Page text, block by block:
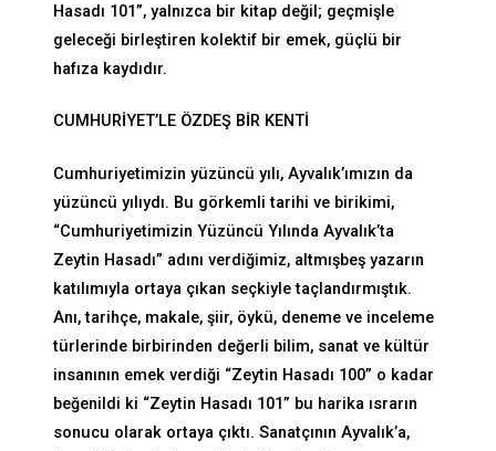
Hasadı 101”, yalnızca bir kitap değil; geçmişle
geleceği birleştiren kolektif bir emek, güçlü bir
hafıza kaydıdır.
CUMHURİYET’LE ÖZDEŞ BİR KENTİ
Cumhuriyetimizin yüzüncü yılı, Ayvalık’ımızın da
yüzüncü yılıydı. Bu görkemli tarihi ve birikimi,
“Cumhuriyetimizin Yüzüncü Yılında Ayvalık’ta
Zeytin Hasadı” adını verdiğimiz, altmışbeş yazarın
katılımıyla ortaya çıkan seçkiyle taçlandırmıştık.
Anı, tarihçe, makale, şiir, öykü, deneme ve inceleme
türlerinde birbirinden değerli bilim, sanat ve kültür
insanının emek verdiği “Zeytin Hasadı 100” o kadar
beğenildi ki “Zeytin Hasadı 101” bu harika ısrarın
sonucu olarak ortaya çıktı. Sanatçının Ayvalık’a,